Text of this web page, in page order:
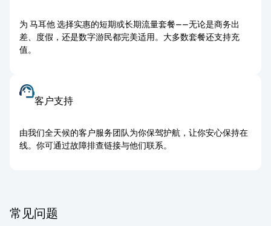
为 马耳他 选择实惠的短期或长期流量套餐——无论是商务出
差、度假，还是数字游民都完美适用。大多数套餐还支持充
值。
客户支持
由我们全天候的客户服务团队为你保驾护航，让你安心保持在
线。你可通过故障排查链接与他们联系。
常见问题